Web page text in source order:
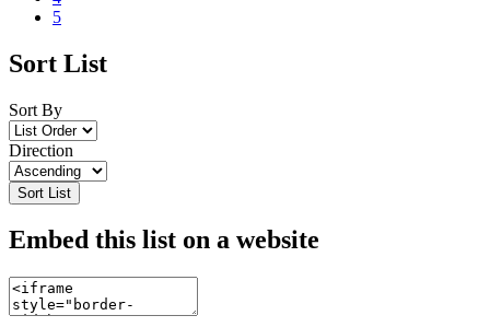
5
Sort List
Sort By
Direction
Sort List
Embed this list on a website